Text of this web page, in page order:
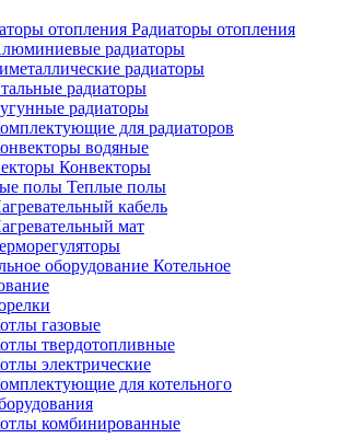
Радиаторы отопления
радиаторы
радиаторы
радиаторы
радиаторы
для радиаторов
водяные
Конвекторы
Теплые полы
кабель
мат
Котельное
газовые
твердотопливные
электрические
для котельного
комбинированные